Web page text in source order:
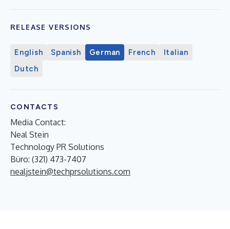
RELEASE VERSIONS
English Spanish German French
Italian
Dutch
CONTACTS
Media Contact:
Neal Stein
Technology PR Solutions
Büro: (321) 473-7407
nealjstein@techprsolutions.com